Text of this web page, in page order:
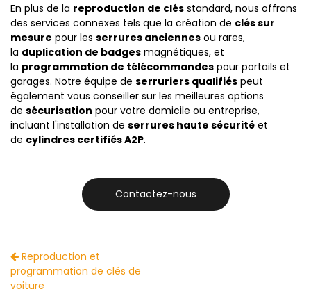
En plus de la reproduction de clés standard, nous offrons
des services connexes tels que la création de clés sur
mesure pour les serrures anciennes ou rares,
la duplication de badges magnétiques, et
la programmation de télécommandes pour portails et
garages. Notre équipe de serruriers qualifiés peut
également vous conseiller sur les meilleures options
de sécurisation pour votre domicile ou entreprise,
incluant l'installation de serrures haute sécurité et
de cylindres certifiés A2P.
Contactez-nous
Reproduction et
programmation de clés de
voiture